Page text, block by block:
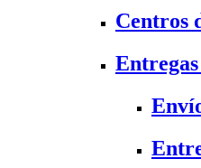
Centros